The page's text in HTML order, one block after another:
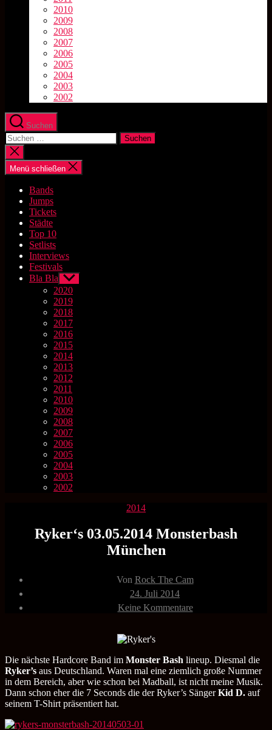
2010
2009
2008
2007
2006
2005
2004
2003
2002
Suchen
Suchen
nach:
Suche
schließen
Menü schließen
Bands
Jumps
Tickets
Städte
Top 10
Setlists
Interviews
Festivals
Bla Bla Untermenü
anzeigen
2020
2019
2018
2017
2016
2015
2014
2013
2012
2011
2010
2009
2008
2007
2006
2005
2004
2003
2002
Kategorien
2014
Ryker‘s 03.05.2014 Monsterbash
München
Beitragsautor
Von Rock The Cam
Veröffentlichungsdatum
24. Juli 2014
Keine Kommentarezu
Ryker‘s
Die nächste Hardcore Band im Monster Bash lineup. Diesmal die
Ryker’s aus Deutschland. Waren mal eine ziemlich große Nummer
in dem Bereich, aber wie schon bei Madball, ist nicht meine Musik.
Dann schon eher die 7 Seconds die der Ryker’s SängerKid D. auf
seinem T-Shirt präsentiert hat.